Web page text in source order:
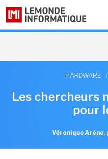
HARDWARE /
Les chercheurs
pour
Véronique Arène,